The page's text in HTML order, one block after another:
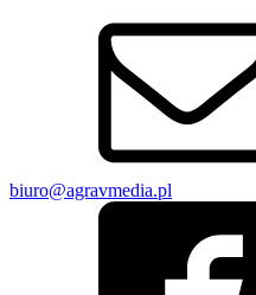
biuro@agravmedia.pl